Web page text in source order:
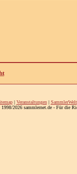
| Veranstaltungen| SammlerWelt
2026 sammlernet.de - Für die